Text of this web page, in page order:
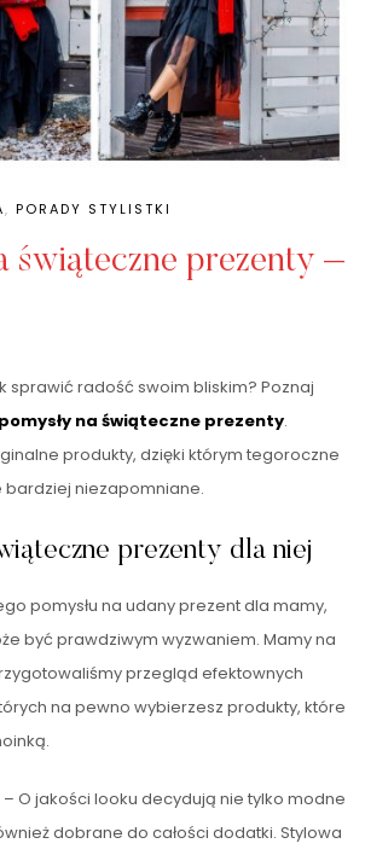
, PORADY STYLISTKI
świąteczne prezenty –
sprawić radość swoim bliskim? Poznaj
pomysły na świąteczne prezenty.
produkty, dzięki którym tegoroczne
bardziej niezapomniane.
prezenty dla niej
pomysłu na udany prezent dla mamy,
być prawdziwym wyzwaniem. Mamy na
przegląd efektownych
na pewno wybierzesz produkty, które
– O jakości looku decydują nie tylko modne
dobrane do całości dodatki. Stylowa